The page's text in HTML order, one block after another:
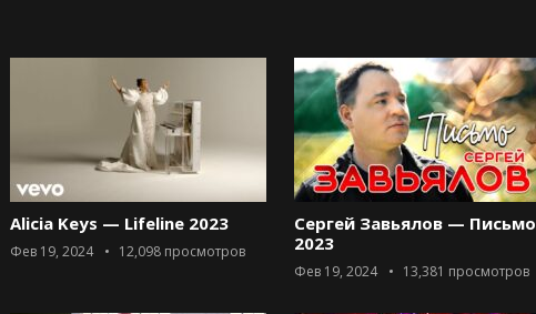
Alicia Keys — Lifeline 2023
Фев 19, 2024 12,098 просмотров
Сергей Завьялов — Письмо
2023
Фев 19, 2024 13,381 просмотров